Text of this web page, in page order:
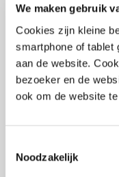
We maken gebruik
Cookies zijn kleine
smartphone of tablet
aan de website.
bezoeker en de
ook om de website
Noodzakelijk
goedkeuring voorgelegd
Bestaande bancaire
Bestaande bancaire
onder de waarborg
Ook verlengingen van
en
Bestaande